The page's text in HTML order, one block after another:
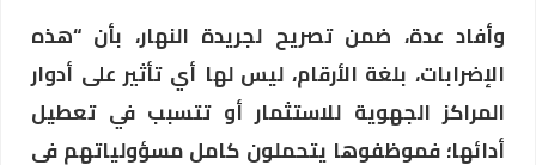
وأفاد عدة، ضمن تصريح لجريدة النهار، بأن “هذه
الإضرابات، بلغة الأرقام، ليس لها أي تأثير على أدوار
المراكز الجهوية للاستثمار أو تتسبب في تعطيل
أدائها؛ فموظفوها يتحملون كامل مسؤولياتهم في